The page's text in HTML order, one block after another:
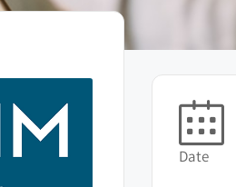
Date